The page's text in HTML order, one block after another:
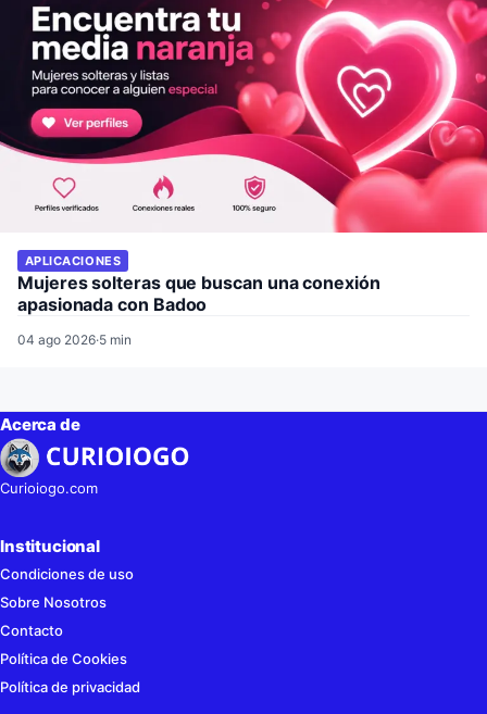
APLICACIONES
Mujeres solteras que buscan una conexión
apasionada con Badoo
04 ago 2026·5 min
Acerca de
Curioiogo.com
Institucional
Condiciones de uso
Sobre Nosotros
Contacto
Política de Cookies
Política de privacidad